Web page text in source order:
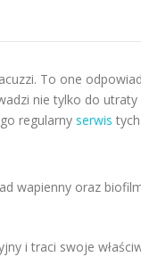
To one
nie tylko do
regularny serwis
wapienny oraz
i traci swoje